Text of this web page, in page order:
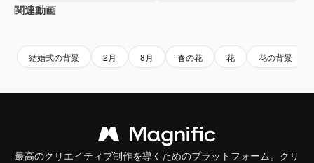
関連動画
結婚式の背景 2月 8月 春の花 花 花の背景
最高のクリエイティブ制作を導くためのプラットフォーム。クリ